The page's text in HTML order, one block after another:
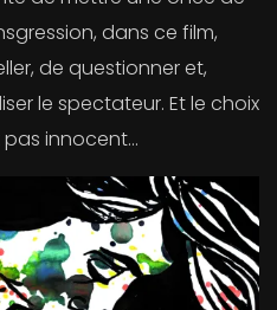
dans ce film,
de questionner et,
le spectateur. Et le choix
pas innocent…